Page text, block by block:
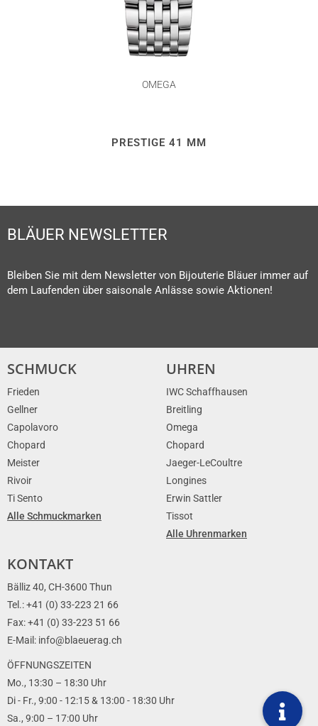
OMEGA
PRESTIGE 41 MM
BLÄUER NEWSLETTER
Bleiben Sie mit dem Newsletter von Bijouterie Bläuer immer auf
dem Laufenden über saisonale Anlässe sowie Aktionen!
SCHMUCK
Frieden
Gellner
Capolavoro
Chopard
Meister
Rivoir
Ti Sento
Alle Schmuckmarken
UHREN
IWC Schaffhausen
Breitling
Omega
Chopard
Jaeger-LeCoultre
Longines
Erwin Sattler
Tissot
Alle Uhrenmarken
KONTAKT
Bälliz 40, CH-3600 Thun
Tel.: +41 (0) 33-223 21 66
Fax: +41 (0) 33-223 51 66
E-Mail: info@blaeuerag.ch
ÖFFNUNGSZEITEN
Mo., 13:30 – 18:30 Uhr
Di - Fr., 9:00 - 12:15 & 13:00 - 18:30 Uhr
Sa., 9:00 – 17:00 Uhr